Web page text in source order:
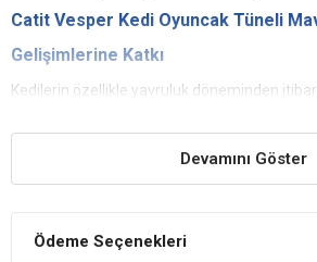
Catit Vesper Kedi Oyuncak Tüneli
Gelişimlerine Katkı
Kedilerin özellikle yavruluk döneminden
sağlamaktadır.
olduğunda onu merak ederler ve
Devamını Göster
Ödeme Seçenekleri